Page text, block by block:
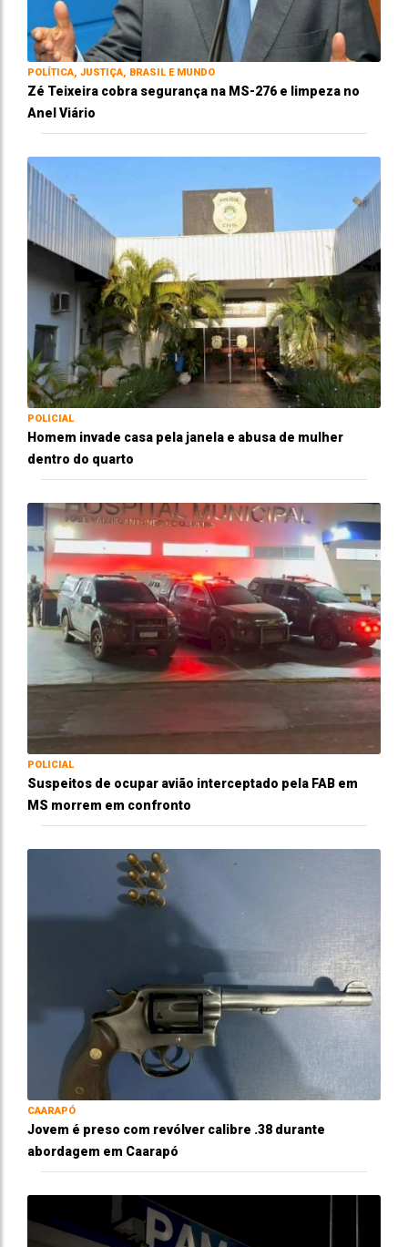
POLÍTICA, JUSTIÇA, BRASIL E MUNDO
Zé Teixeira cobra segurança na MS-276 e limpeza no
Anel Viário
POLICIAL
Homem invade casa pela janela e abusa de mulher
dentro do quarto
POLICIAL
Suspeitos de ocupar avião interceptado pela FAB em
MS morrem em confronto
CAARAPÓ
Jovem é preso com revólver calibre .38 durante
abordagem em Caarapó